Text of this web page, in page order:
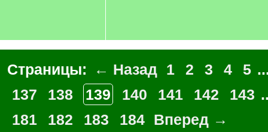
Страницы: ← Назад 1 2 3 4 5
137
138 139 140 141 142 143
181
182 183 184 Вперед →